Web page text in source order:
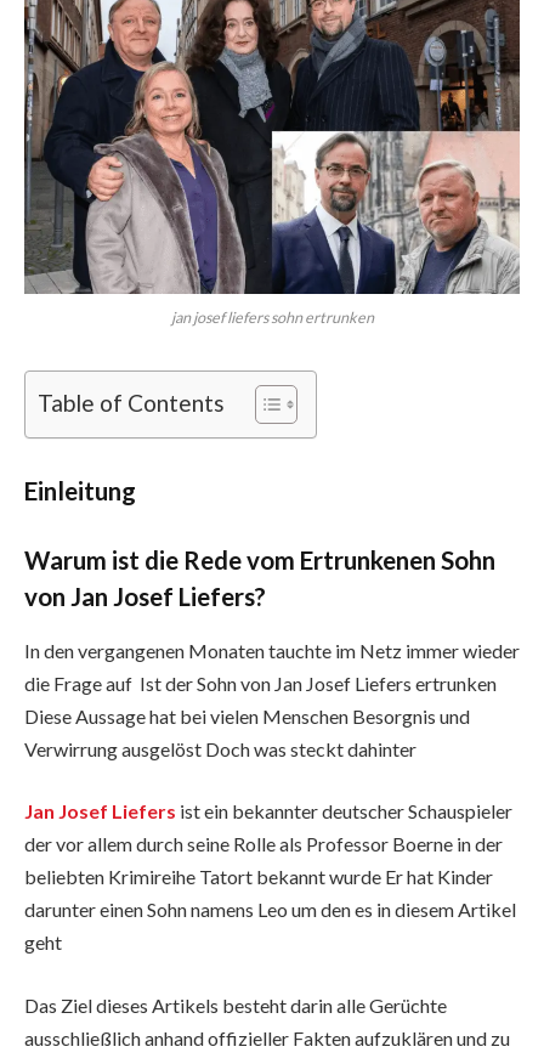
jan josef liefers sohn ertrunken
Table of Contents
Einleitung
Warum ist die Rede vom Ertrunkenen Sohn
von Jan Josef Liefers?
In den vergangenen Monaten tauchte im Netz immer wieder
die Frage auf Ist der Sohn von Jan Josef Liefers ertrunken
Diese Aussage hat bei vielen Menschen Besorgnis und
Verwirrung ausgelöst Doch was steckt dahinter
Jan Josef Liefers ist ein bekannter deutscher Schauspieler
der vor allem durch seine Rolle als Professor Boerne in der
beliebten Krimireihe Tatort bekannt wurde Er hat Kinder
darunter einen Sohn namens Leo um den es in diesem Artikel
geht
Das Ziel dieses Artikels besteht darin alle Gerüchte
ausschließlich anhand offizieller Fakten aufzuklären und zu